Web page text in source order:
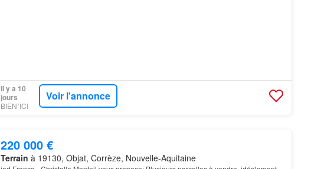
Il y a 10
jours
BIEN´ICI
Voir l'annonce
220 000 €
Terrain à 19130, Objat, Corrèze, Nouvelle-Aquitaine